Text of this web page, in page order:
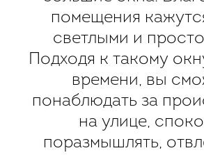
помещения
светлыми и
Подходя к такому
времени, вы
понаблюдать за
на улице,
поразмышлять,